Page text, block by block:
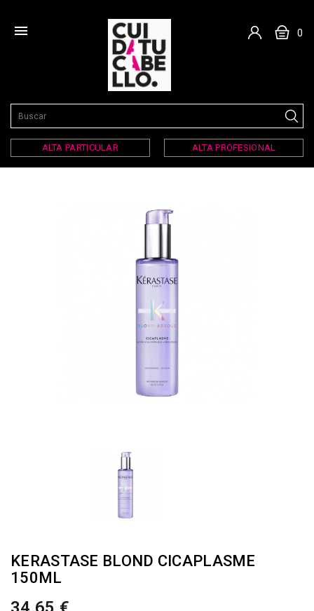
 0
ALTA PARTICULAR ALTA PROFESIONAL
KERASTASE BLOND CICAPLASME
150ML